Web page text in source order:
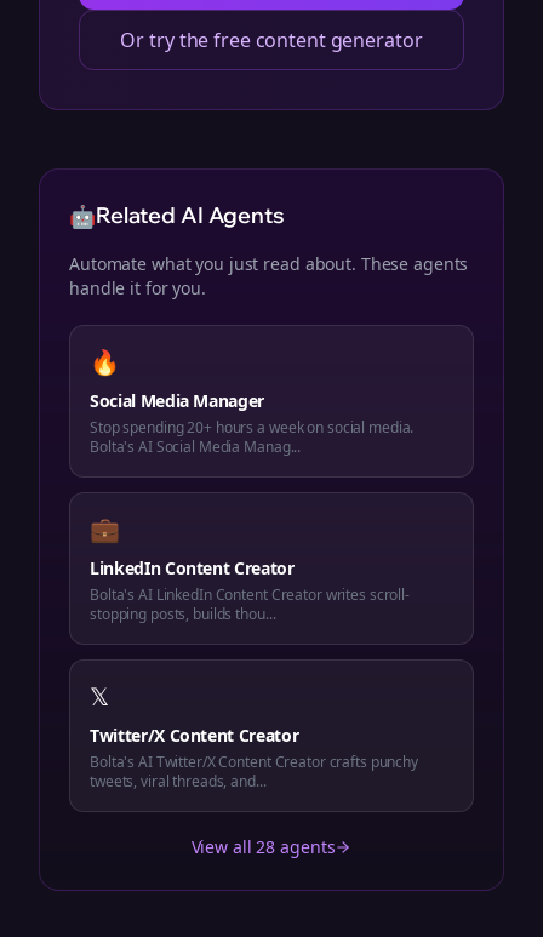
Or try the free content generator
🤖Related AI Agents
Automate what you just read about. These agents
handle it for you.
🔥
Social Media Manager
Stop spending 20+ hours a week on social media.
Bolta's AI Social Media Manag...
💼
LinkedIn Content Creator
Bolta's AI LinkedIn Content Creator writes scroll-
stopping posts, builds thou...
𝕏
Twitter/X Content Creator
Bolta's AI Twitter/X Content Creator crafts punchy
tweets, viral threads, and...
View all 28 agents